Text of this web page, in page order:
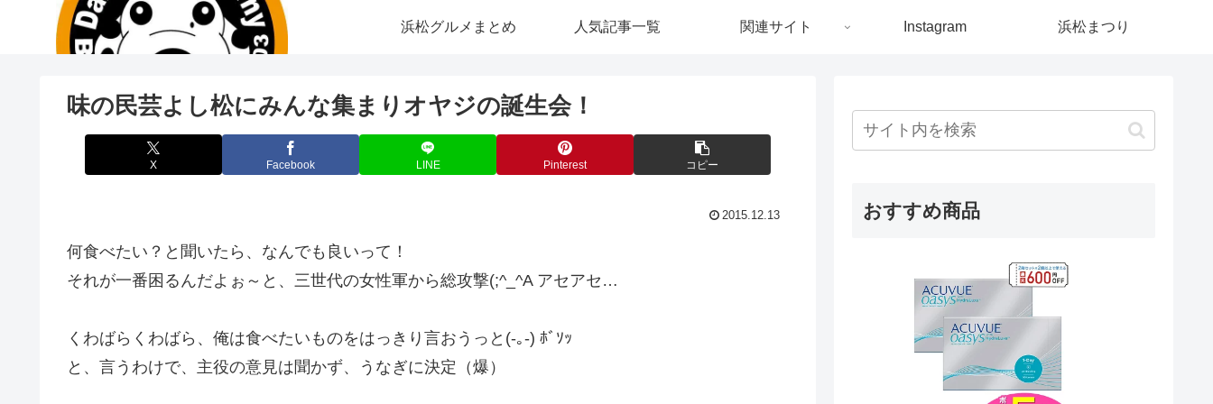
浜松グルメまとめ 人気記事一覧 関連サイト Instagram 浜松まつり
味の民芸よし松にみんな集まりオヤジの誕生会！
X Facebook LINE Pinterest コピー
2015.12.13
何食べたい？と聞いたら、なんでも良いって！
それが一番困るんだよぉ～と、三世代の女性軍から総攻撃(;^_^A アセアセ…
くわばらくわばら、俺は食べたいものをはっきり言おうっと(-｡-) ﾎﾞｿｯ
と、言うわけで、主役の意見は聞かず、うなぎに決定（爆）
おすすめ商品